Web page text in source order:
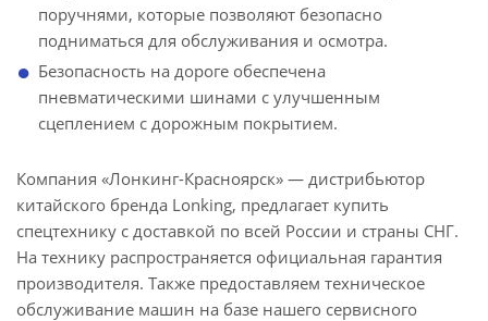
поручнями, которые позволяют безопасно
подниматься для обслуживания и осмотра.
Безопасность на дороге обеспечена
пневматическими шинами с улучшенным
сцеплением с дорожным покрытием.
Компания «Лонкинг-Красноярск» — дистрибьютор
китайского бренда Lonking, предлагает купить
спецтехнику с доставкой по всей России и страны СНГ.
На технику распространяется официальная гарантия
производителя. Также предоставляем техническое
обслуживание машин на базе нашего сервисного